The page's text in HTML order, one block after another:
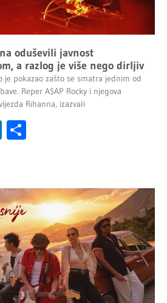
oduševili javnost
a razlog je više nego dirljiv
je pokazao zašto se smatra jednim od
Reper A$AP Rocky i njegova
Rihanna, izazvali
LinkedIn